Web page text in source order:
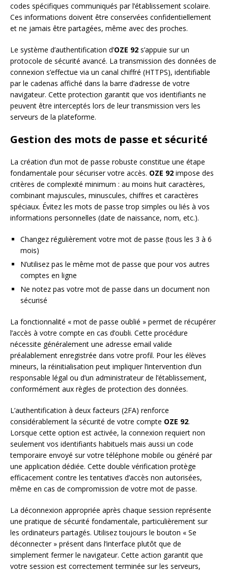
codes spécifiques communiqués par l’établissement scolaire.
Ces informations doivent être conservées confidentiellement
et ne jamais être partagées, même avec des proches.
Le système d’authentification d’OZE 92 s’appuie sur un
protocole de sécurité avancé. La transmission des données de
connexion s’effectue via un canal chiffré (HTTPS), identifiable
par le cadenas affiché dans la barre d’adresse de votre
navigateur. Cette protection garantit que vos identifiants ne
peuvent être interceptés lors de leur transmission vers les
serveurs de la plateforme.
Gestion des mots de passe et sécurité
La création d’un mot de passe robuste constitue une étape
fondamentale pour sécuriser votre accès. OZE 92 impose des
critères de complexité minimum : au moins huit caractères,
combinant majuscules, minuscules, chiffres et caractères
spéciaux. Évitez les mots de passe trop simples ou liés à vos
informations personnelles (date de naissance, nom, etc.).
Changez régulièrement votre mot de passe (tous les 3 à 6
mois)
N’utilisez pas le même mot de passe que pour vos autres
comptes en ligne
Ne notez pas votre mot de passe dans un document non
sécurisé
La fonctionnalité « mot de passe oublié » permet de récupérer
l’accès à votre compte en cas d’oubli. Cette procédure
nécessite généralement une adresse email valide
préalablement enregistrée dans votre profil. Pour les élèves
mineurs, la réinitialisation peut impliquer l’intervention d’un
responsable légal ou d’un administrateur de l’établissement,
conformément aux règles de protection des données.
L’authentification à deux facteurs (2FA) renforce
considérablement la sécurité de votre compte OZE 92.
Lorsque cette option est activée, la connexion requiert non
seulement vos identifiants habituels mais aussi un code
temporaire envoyé sur votre téléphone mobile ou généré par
une application dédiée. Cette double vérification protège
efficacement contre les tentatives d’accès non autorisées,
même en cas de compromission de votre mot de passe.
La déconnexion appropriée après chaque session représente
une pratique de sécurité fondamentale, particulièrement sur
les ordinateurs partagés. Utilisez toujours le bouton « Se
déconnecter » présent dans l’interface plutôt que de
simplement fermer le navigateur. Cette action garantit que
votre session est correctement terminée sur les serveurs,